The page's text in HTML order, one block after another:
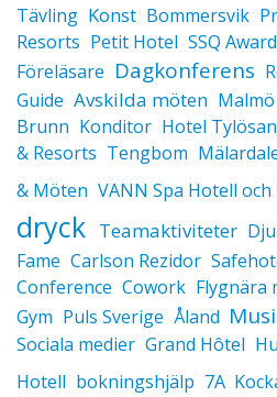
Tävling Konst Bommersvik
Resorts Petit Hotel SSQ Award
Föreläsare Dagkonferens
Guide Avskilda möten Malmö
Brunn Konditor Hotel
& Resorts Tengbom
& Möten VANN Spa Hotell
dryck Teamaktiviteter
Fame Carlson Rezidor
Conference Cowork Flygnära
Gym Puls Sverige Åland
Sociala medier Grand Hôtel
Hotell bokningshjälp 7A